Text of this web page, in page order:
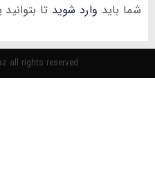
شما باید وارد شوید تا
all rights reserved